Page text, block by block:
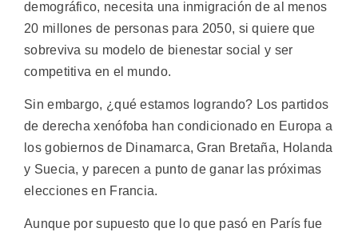
demográfico, necesita una inmigración de al menos
20 millones de personas para 2050, si quiere que
sobreviva su modelo de bienestar social y ser
competitiva en el mundo.
Sin embargo, ¿qué estamos logrando? Los partidos
de derecha xenófoba han condicionado en Europa a
los gobiernos de Dinamarca, Gran Bretaña, Holanda
y Suecia, y parecen a punto de ganar las próximas
elecciones en Francia.
Aunque por supuesto que lo que pasó en París fue